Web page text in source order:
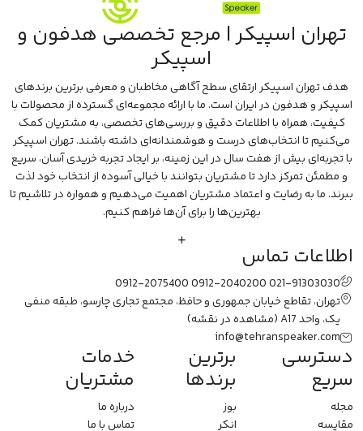
تهران اسپیکر | مرجع تخصصی هدفون و
اسپیکر
هدف تهران اسپیکر ارتقای سطح آگاهی مخاطبان و معرفی برترین برندهای
اسپیکر و هدفون در ایران است. ما با ارائه مجموعه‌ای گسترده از محصولات با
کیفیت، همراه با اطلاعات دقیق و بررسی‌های تخصصی، به مشتریان کمک
می‌کنیم تا انتخاب‌های درست و هوشمندانه‌ای داشته باشند. تهران اسپیکر
با تجربه‌ای بیش از هفت سال در این زمینه، بر ایجاد تجربه خریدی آسان، سریع
و مطمئن تمرکز دارد تا مشتریان بتوانند با خیالی آسوده از انتخاب خود لذت
ببرند. ما به رضایت و اعتماد مشتریان اهمیت می‌دهیم و همواره در تلاشیم تا
بهترین‌ها را برای آن‌ها فراهم کنیم.
اطلاعات تماس
021-91303030
0912-2040200
0912-2075400
تهران، تقاطع خیابان جمهوری و حافظ، مجتمع تجاری چارسو، طبقه منفی
یک، واحد A17
(مشاهده در نقشه)
info@tehranspeaker.com
دسترسی
سریع
مجله
مقایسه
برترین
برندها
بوز
انکر
خدمات
مشتریان
درباره ما
تماس با ما